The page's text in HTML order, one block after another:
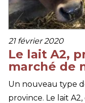
21 février 2020
Le lait A2,
marché de
Un nouveau type
province. Le lait